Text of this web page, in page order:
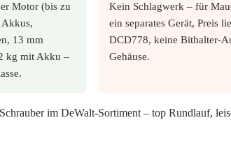
Motor (bis zu
13 mm
kg mit Akku –
Kein Schlagwerk – für
ein separates Gerät, Preis
DCD778, keine Bithalter-
Gehäuse.
im DeWalt-Sortiment – top Rundlauf,